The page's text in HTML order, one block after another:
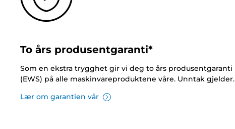
To års produsentgaranti*
Som en ekstra trygghet gir vi deg to års produsentgaranti
(EWS) på alle maskinvareproduktene våre. Unntak gjelder.
Lær om garantien vår